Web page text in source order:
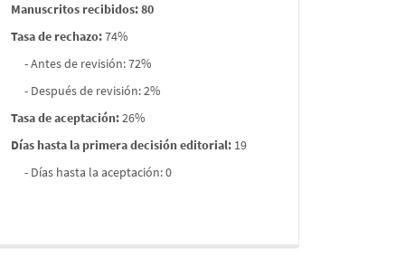
Manuscritos recibidos: 80
Tasa de rechazo:74%
- Antes de revisión: 72%
- Después de revisión: 2%
Tasa de aceptación:26%
Días hasta la primera decisión editorial: 19
- Días hasta la aceptación: 0